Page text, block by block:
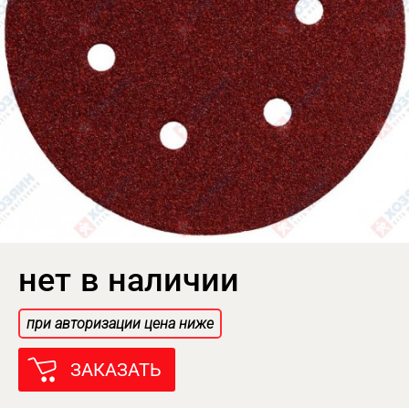
нет в наличии
при авторизации цена ниже
ЗАКАЗАТЬ